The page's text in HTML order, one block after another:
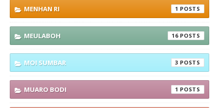
MENHAN RI 1
MEULABOH 16
MOI SUMBAR 3
MUARO BODI 1